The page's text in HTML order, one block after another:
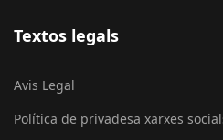
Textos legals
Avis Legal
Política de privadesa xarxes